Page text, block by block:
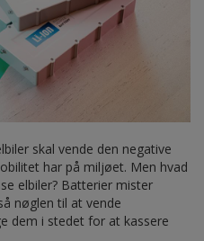
skal vende den negative
har på miljøet. Men hvad
elbiler? Batterier mister
nøglen til at vende
dem i stedet for at kassere